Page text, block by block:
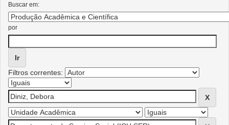
Buscar em:
por
Filtros correntes: